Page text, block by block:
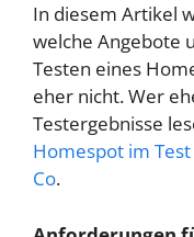
In diesem Artikel
welche Angebote
Testen eines
eher nicht. Wer
Testergebnisse
Homespot im
Co.